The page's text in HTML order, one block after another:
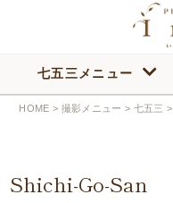
七五三メニュー
HOME > 撮影メニュー > 七五三 >
Shichi-Go-San